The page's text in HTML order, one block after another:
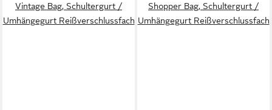
Vintage Bag, Schultergurt /
Umhängegurt Reißverschlussfach
Shopper Bag, Schultergurt /
Umhängegurt Reißverschlussfach